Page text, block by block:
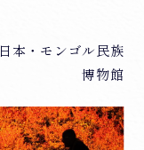
日本・モンゴル民族
博物館